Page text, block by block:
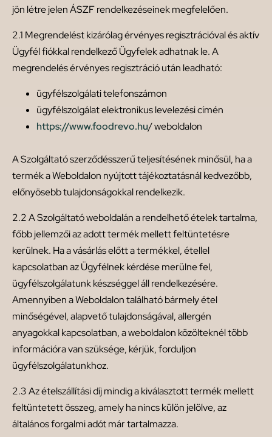
jön létre jelen ÁSZF rendelkezéseinek megfelelően.
2.1 Megrendelést kizárólag érvényes regisztrációval és aktív
Ügyfél fiókkal rendelkező Ügyfelek adhatnak le. A
megrendelés érvényes regisztráció után leadható:
ügyfélszolgálati telefonszámon
ügyfélszolgálat elektronikus levelezési címén
https://www.foodrevo.hu/ weboldalon
A Szolgáltató szerződésszerű teljesítésének minősül, ha a
termék a Weboldalon nyújtott tájékoztatásnál kedvezőbb,
előnyösebb tulajdonságokkal rendelkezik.
2.2 A Szolgáltató weboldalán a rendelhető ételek tartalma,
főbb jellemzői az adott termék mellett feltüntetésre
kerülnek. Ha a vásárlás előtt a termékkel, étellel
kapcsolatban az Ügyfélnek kérdése merülne fel,
ügyfélszolgálatunk készséggel áll rendelkezésére.
Amennyiben a Weboldalon található bármely étel
minőségével, alapvető tulajdonságával, allergén
anyagokkalkapcsolatban, a weboldalon közölteknél több
információra van szüksége, kérjük, forduljon
ügyfélszolgálatunkhoz.
2.3 Az ételszállítási díj mindig a kiválasztott termék mellett
feltüntetett összeg, amely ha nincs külön jelölve, az
általános forgalmi adót már tartalmazza.